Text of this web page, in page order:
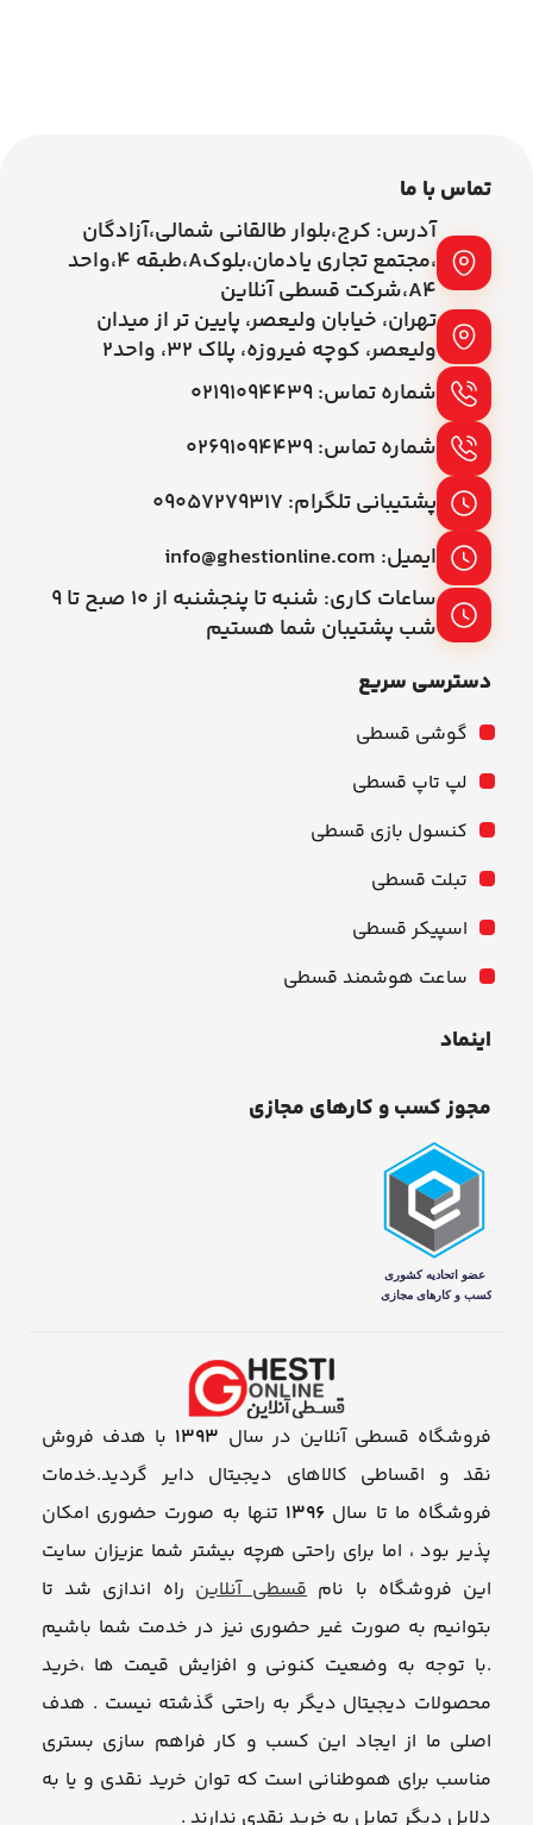
تماس با ما
آدرس: کرج،بلوار طالقانی شمالی،آزادگان
،مجتمع تجاری یادمان،بلوکA،طبقه ۴،واحد
A4،شرکت قسطی آنلاین
تهران، خیابان ولیعصر، پایین تر از میدان
ولیعصر، کوچه فیروزه، پلاک 32، واحد2
شماره تماس: ۰۲۱۹۱۰۹۴۴۳۹
شماره تماس: ۰۲۶۹۱۰۹۴۴۳۹
پشتیبانی تلگرام: ۰۹۰۵۷۲۷۹۳۱۷
ایمیل: info@ghestionline.com
ساعات کاری: شنبه تا پنجشنبه از ۱۰ صبح تا ۹
شب پشتیبان شما هستیم
دسترسی سریع
گوشی قسطی
لپ تاپ قسطی
کنسول بازی قسطی
تبلت قسطی
اسپیکر قسطی
ساعت هوشمند قسطی
اینماد
مجوز کسب و کارهای مجازی
فروشگاه قسطی آنلاین در سال 1393 با هدف فروش
نقد و اقساطی کالاهای دیجیتال دایر گردید.خدمات
فروشگاه ما تا سال 1396 تنها به صورت حضوری امکان
پذیر بود ، اما برای راحتی هرچه بیشتر شما عزیزان سایت
این فروشگاه با نامقسطی آنلاین راه اندازی شد تا
بتوانیم به صورت غیر حضوری نیز در خدمت شما باشیم
.با توجه به وضعیت کنونی و افزایش قیمت ها ،خرید
محصولات دیجیتال دیگر به راحتی گذشته نیست . هدف
اصلی ما از ایجاد این کسب و کار فراهم سازی بستری
مناسب برای هموطنانی است که توان خرید نقدی و یا به
دلایل دیگر تمایل به خرید نقدی ندارند .